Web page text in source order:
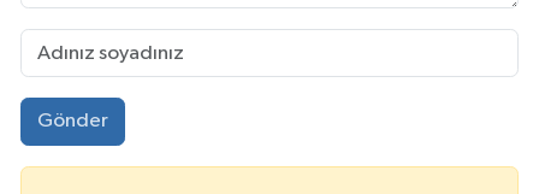
Gönder